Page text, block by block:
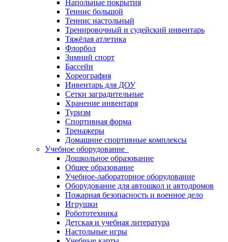
Напольные покрытия
Теннис большой
Теннис настольный
Тренировочный и судейский инвентарь
Тяжёлая атлетика
Флорбол
Зимний спорт
Бассейн
Хореография
Инвентарь для ДОУ
Сетки заградительные
Хранение инвентаря
Туризм
Спортивная форма
Тренажеры
Домашние спортивные комплексы
Учебное оборудование
Дошкольное образование
Общее образование
Учебное-лабораторное оборудование
Оборудование для автошкол и автодромов
Пожарная безопасность и военное дело
Игрушки
Робототехника
Детская и учебная литература
Настольные игры